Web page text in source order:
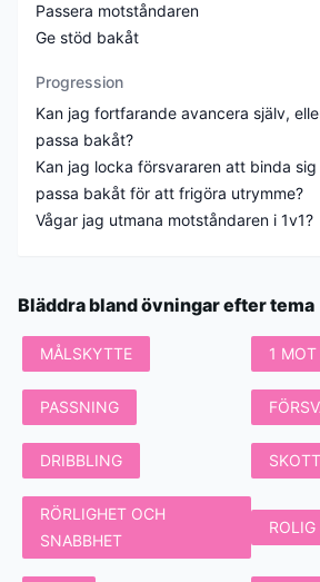
Passera motståndaren
Ge stöd bakåt
Progression
Kan jag fortfarande avancera själv,
passa bakåt?
Kan jag locka försvararen att binda
passa bakåt för att frigöra utrymme?
Vågar jag utmana motståndaren i 1v1?
Bläddra bland övningar efter tema
MÅLSKYTTE 1 MOT
PASSNING
DRIBBLING SKOTT
RÖRLIGHET OCH
SNABBHET